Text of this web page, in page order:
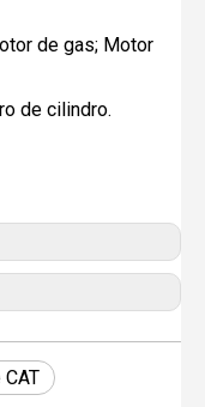
de gas; Motor
de cilindro.